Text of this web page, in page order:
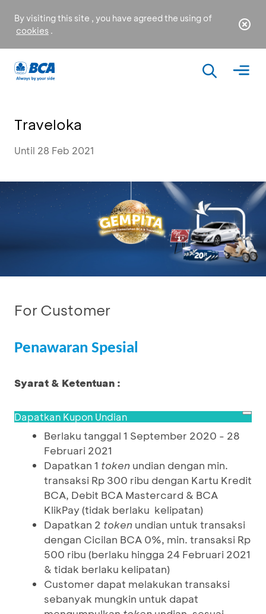
By visiting this site , you have agreed the using of
cookies .
Traveloka
Until 28 Feb 2021
For Customer
Penawaran Spesial
Syarat & Ketentuan :
Dapatkan Kupon Undian
Berlaku tanggal 1 September 2020 - 28
Februari 2021
Dapatkan 1 token undian dengan min.
transaksi Rp 300 ribu dengan Kartu Kredit
BCA, Debit BCA Mastercard & BCA
KlikPay (tidak berlaku kelipatan)
Dapatkan 2 token undian untuk transaksi
dengan Cicilan BCA 0%, min. transaksi Rp
500 ribu (berlaku hingga 24 Februari 2021
& tidak berlaku kelipatan)
Customer dapat melakukan transaksi
sebanyak mungkin untuk dapat